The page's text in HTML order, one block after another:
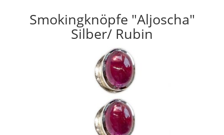
Smokingknöpfe "Aljoscha"
Silber/ Rubin